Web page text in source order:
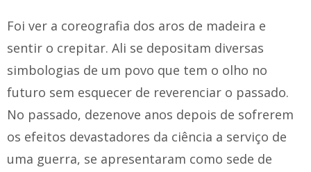
Foi ver a coreografia dos aros de madeira e
sentir o crepitar. Ali se depositam diversas
simbologias de um povo que tem o olho no
futuro sem esquecer de reverenciar o passado.
No passado, dezenove anos depois de sofrerem
os efeitos devastadores da ciência a serviço de
uma guerra, se apresentaram como sede de